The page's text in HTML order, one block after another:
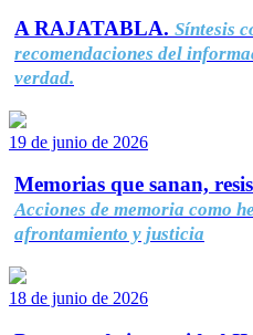
A RAJATABLA. Síntesis
recomendaciones del
verdad.
19 de junio de 2026
Memorias que sanan,
Acciones de memoria como
afrontamiento y justicia
18 de junio de 2026